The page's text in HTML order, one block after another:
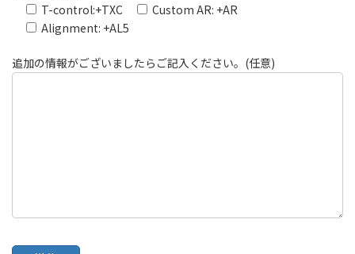
T-control:+TXC
Custom AR: +AR
Alignment: +AL5
追加の情報がございましたらご記入ください。(任意)